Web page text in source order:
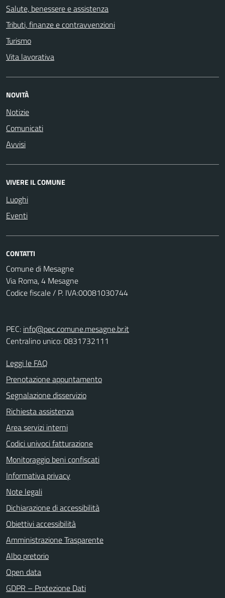
Salute, benessere e assistenza
Tributi, finanze e contravvenzioni
Turismo
Vita lavorativa
NOVITÀ
Notizie
Comunicati
Avvisi
VIVERE IL COMUNE
Luoghi
Eventi
CONTATTI
Comune di Mesagne
Via Roma, 4 Mesagne
Codice fiscale / P. IVA:00081030744
PEC: info@pec.comune.mesagne.br.it
Centralino unico: 0831732111
Leggi le FAQ
Prenotazione appuntamento
Segnalazione disservizio
Richiesta assistenza
Area servizi interni
Codici univoci fatturazione
Monitoraggio beni confiscati
Informativa privacy
Note legali
Dichiarazione di accessibilità
Obiettivi accessibilità
Amministrazione Trasparente
Albo pretorio
Open data
GDPR – Protezione Dati